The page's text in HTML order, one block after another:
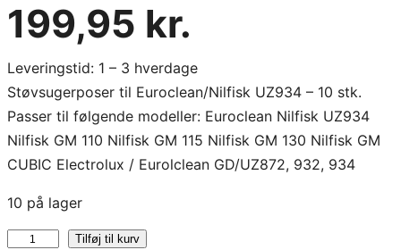
199,95 kr.
Leveringstid: 1 – 3 hverdage
Støvsugerposer til Euroclean/Nilfisk UZ934 – 10 stk.
Passer til følgende modeller: Euroclean Nilfisk UZ934
Nilfisk GM 110 Nilfisk GM 115 Nilfisk GM 130 Nilfisk GM
CUBIC Electrolux / Eurolclean GD/UZ872, 932, 934
10 på lager
Tilføj til kurv